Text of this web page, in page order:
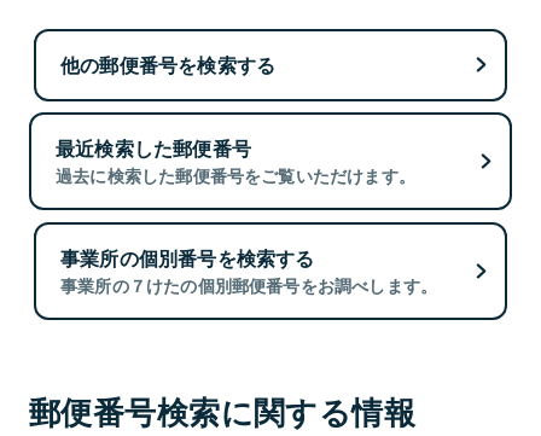
他の郵便番号を検索する
最近検索した郵便番号
過去に検索した郵便番号をご覧いただけます。
事業所の個別番号を検索する
事業所の７けたの個別郵便番号をお調べします。
郵便番号検索に関する情報